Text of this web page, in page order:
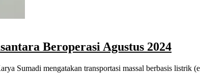
Beroperasi Agustus 2024
Sumadi mengatakan transportasi massal berbasis